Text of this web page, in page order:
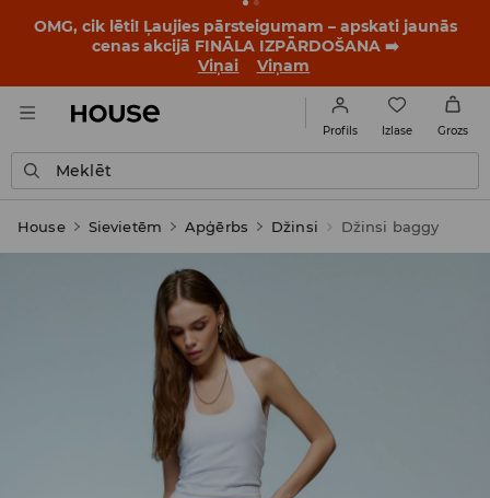
OMG, cik lēti! Ļaujies pārsteigumam – apskati jaunās
cenas akcijā FINĀLA IZPĀRDOŠANA ➡️
Viņai
Viņam
Profils Izlase Grozs
Meklēt
House Sievietēm Apģērbs Džinsi Džinsi baggy